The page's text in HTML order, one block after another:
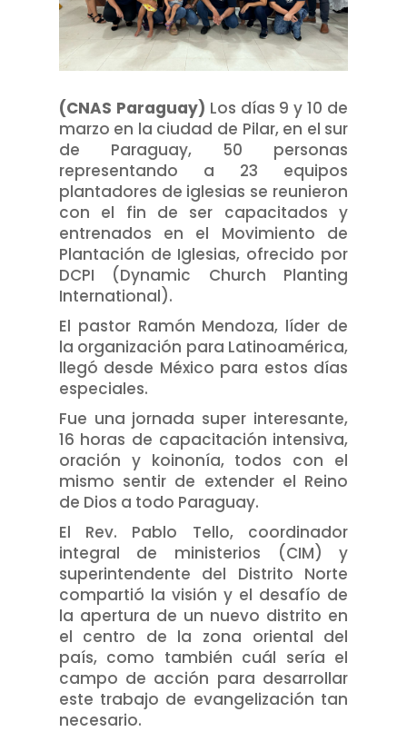
(CNAS Paraguay) Los días 9 y 10 de
marzo en la ciudad de Pilar, en el sur
de Paraguay, 50 personas
representando a 23 equipos
plantadores de iglesias se reunieron
con el fin de ser capacitados y
entrenados en el Movimiento de
Plantación de Iglesias, ofrecido por
DCPI (Dynamic Church Planting
International).
El pastor Ramón Mendoza, líder de
la organización para Latinoamérica,
llegó desde México para estos días
especiales.
Fue una jornada super interesante,
16 horas de capacitación intensiva,
oración y koinonía, todos con el
mismo sentir de extender el Reino
de Dios a todo Paraguay.
El Rev. Pablo Tello, coordinador
integral de ministerios (CIM) y
superintendente del Distrito Norte
compartió la visión y el desafío de
la apertura de un nuevo distrito en
el centro de la zona oriental del
país, como también cuál sería el
campo de acción para desarrollar
este trabajo de evangelización tan
necesario.